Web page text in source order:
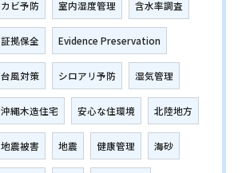
カビ予防 室内湿度管理 含水率調査
証拠保全 Evidence Preservation
台風対策 シロアリ予防 湿気管理
沖縄木造住宅 安心な住環境 北陸地方
地震被害 地震 健康管理 海砂